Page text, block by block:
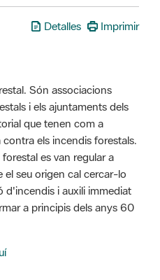
Detalles Imprimir
Són associacions
i els ajuntaments dels
que tenen com a
els incendis forestals.
es van regular a
seu origen cal cercar-lo
d'incendis i auxili immediat
a principis dels anys 60